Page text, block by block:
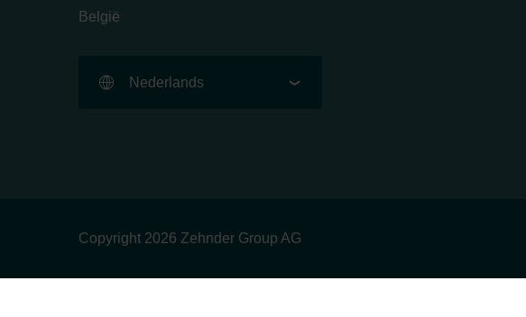
België
Nederlands
Copyright 2026 Zehnder Group AG